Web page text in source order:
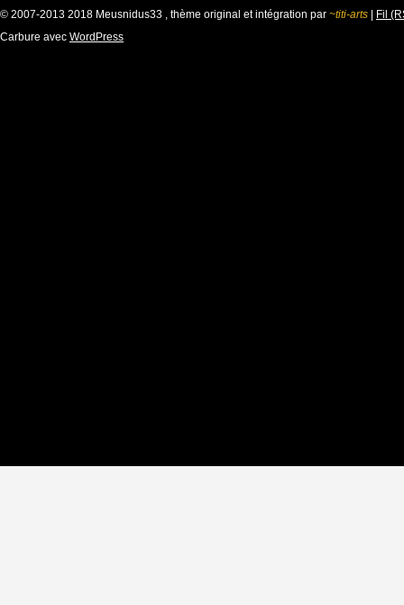
© 2007-2013 2018 Meusnidus33 , thème original et intégration par ~titi-arts | Fil
Carbure avec WordPress